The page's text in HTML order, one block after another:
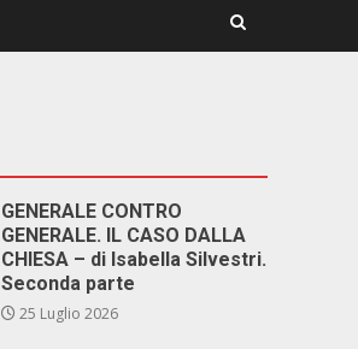
GENERALE CONTRO
GENERALE. IL CASO DALLA
CHIESA – di Isabella Silvestri.
Seconda parte
25 Luglio 2026